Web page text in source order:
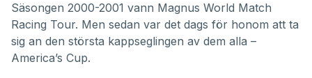
Säsongen 2000-2001 vann Magnus World Match
Racing Tour. Men sedan var det dags för honom att ta
sig an den största kappseglingen av dem alla –
America’s Cup.